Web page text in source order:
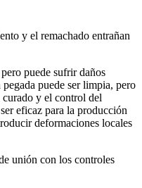
y el remachado entrañan
puede sufrir daños
puede ser limpia, pero
curado y el control del
eficaz para la producción
deformaciones locales
unión con los controles